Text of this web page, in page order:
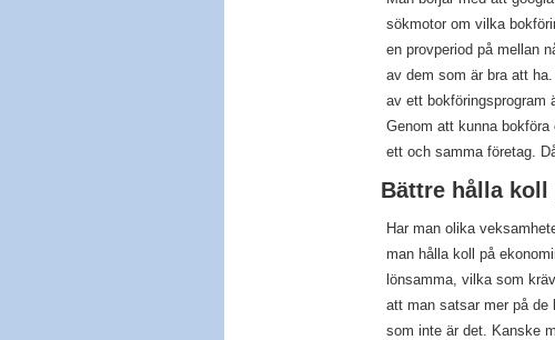
sökmotor om vilka
en provperiod på mellan
av dem som är bra att
av ett bokföringsprogram
Genom att kunna
ett och samma företag.
Bättre hålla koll
Har man olika
man hålla koll på
lönsamma, vilka som
att man satsar mer på de
som inte är det. Kanske